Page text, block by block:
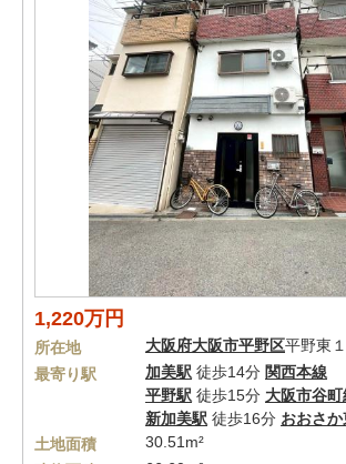
1,220万円
所在地 大阪府大阪市平野区平野東
最寄り駅
加美駅 徒歩14分 関西本線
平野駅 徒歩15分 大阪市谷町
新加美駅 徒歩16分 おおさ
土地面積
30.51m²